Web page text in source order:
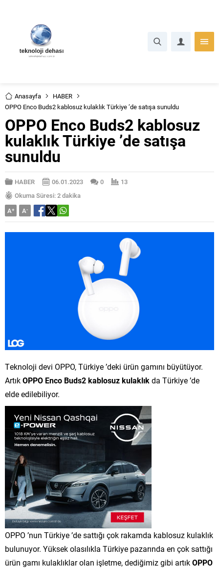
Anasayfa
HABER
OPPO Enco Buds2 kablosuz kulaklık Türkiye ’de satışa sunuldu
OPPO Enco Buds2 kablosuz
kulaklık Türkiye ’de satışa
sunuldu
HABER 06.01.2023 0
13
Okuma Süresi: 2 dakika
A+ A-
Teknoloji devi OPPO, Türkiye ’deki ürün gamını büyütüyor.
ArtıkOPPO Enco Buds2 kablosuz kulaklıkda Türkiye ’de
elde edilebiliyor.
OPPO ’nun Türkiye ’de sattığı çok rakamda kablosuz kulaklık
bulunuyor. Yüksek olasılıkla Türkiye pazarında en çok sattığı
ürün gamı kulaklıklar olan işletme, dediğimiz gibi artıkOPPO